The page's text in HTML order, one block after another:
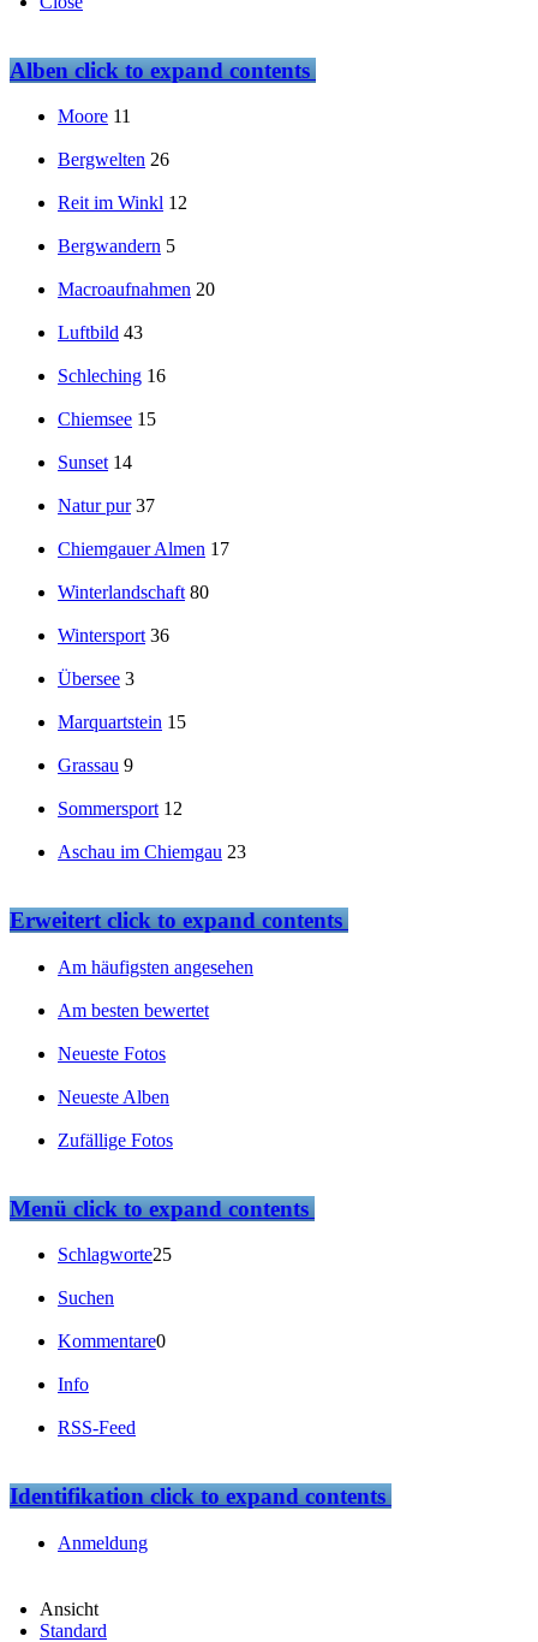
Albenclick to expand contents
Moore 11
Bergwelten 26
Reit im Winkl 12
Bergwandern 5
Macroaufnahmen 20
Luftbild 43
Schleching 16
Chiemsee 15
Sunset 14
Natur pur 37
Chiemgauer Almen 17
Winterlandschaft 80
Wintersport 36
Übersee 3
Marquartstein 15
Grassau 9
Sommersport 12
Aschau im Chiemgau 23
Erweitertclick to expand contents
Am häufigsten angesehen
Am besten bewertet
Neueste Fotos
Neueste Alben
Zufällige Fotos
Menüclick to expand contents
Schlagworte25
Suchen
Kommentare0
Info
RSS-Feed
Identifikationclick to expand contents
Anmeldung
Ansicht
Standard